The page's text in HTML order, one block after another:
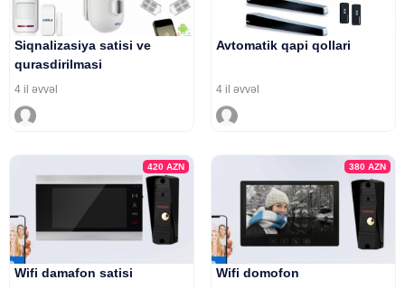
Siqnalizasiya satisi ve
qurasdirilmasi
4 il əvvəl
Avtomatik qapi qollari
4 il əvvəl
420AZN
Wifi damafon satisi
380 AZN
Wifi domofon